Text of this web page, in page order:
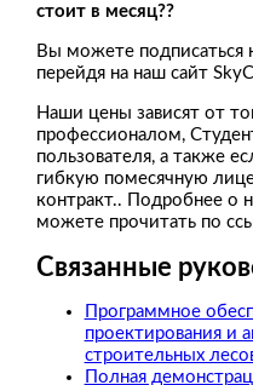
стоит в месяц??
Вы можете подписаться
перейдя на наш сайт
Наши цены зависят от
профессионалом,
пользователя, а также
гибкую помесячную
контракт.. Подробнее о
можете прочитать по
Связанные
Программное
проектирования и
строительных
Полная